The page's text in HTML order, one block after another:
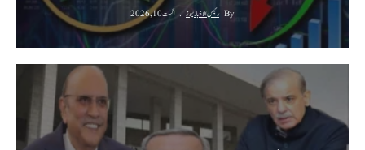
By رئیس الاخبار نیوز اگست 10, 2026